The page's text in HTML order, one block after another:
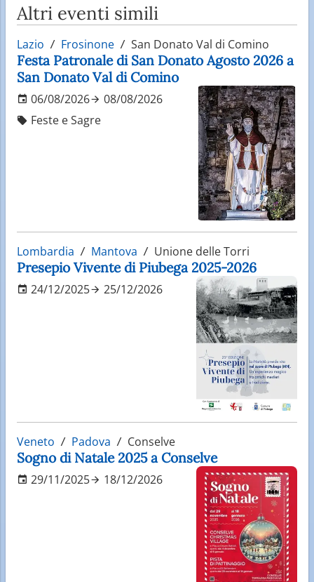
Altri eventi simili
Lazio Frosinone San Donato Val di Comino
Festa Patronale di San Donato Agosto 2026 a
San Donato Val di Comino
06/08/2026
08/08/2026
Feste e Sagre
Lombardia Mantova Unione delle Torri
Presepio Vivente di Piubega 2025-2026
24/12/2025 25/12/2026
Veneto Padova Conselve
Sogno di Natale 2025 a Conselve
29/11/2025 18/12/2026